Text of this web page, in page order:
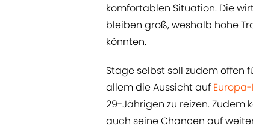
komfortablen Situation. Die
bleiben groß, weshalb hohe
könnten.
Stage selbst soll zudem offen
allem die Aussicht auf
29-Jährigen zu reizen.
auch seine Chancen auf